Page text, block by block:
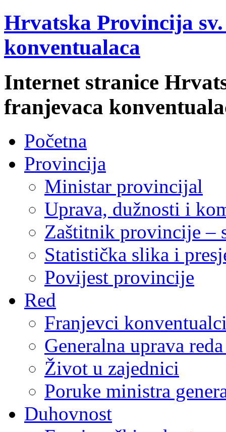
Hrvatska Provincija
konventualaca
Internet stranice
franjevaca
Početna
Provincija
Ministar provincijal
Uprava, dužnosti i
Zaštitnik provincije –
Statistička slika i
Povijest provincije
Red
Franjevci
Generalna uprava
Život u zajednici
Poruke ministra
Duhovnost